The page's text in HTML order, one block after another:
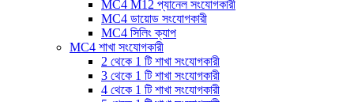
MC4 M12 প্যানেল সংযোগকারী
MC4 ডায়োড সংযোগকারী
MC4 সিলিং ক্যাপ
MC4 শাখা সংযোগকারী
2 থেকে 1 টি শাখা সংযোগকারী
3 থেকে 1 টি শাখা সংযোগকারী
4 থেকে 1 টি শাখা সংযোগকারী